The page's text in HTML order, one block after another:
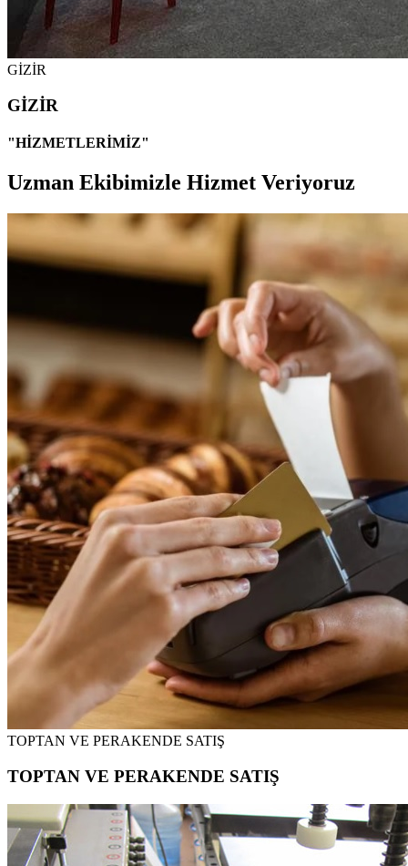
GİZİR
GİZİR
"HİZMETLERİMİZ"
Uzman Ekibimizle Hizmet Veriyoruz
TOPTAN VE PERAKENDE SATIŞ
TOPTAN VE PERAKENDE SATIŞ